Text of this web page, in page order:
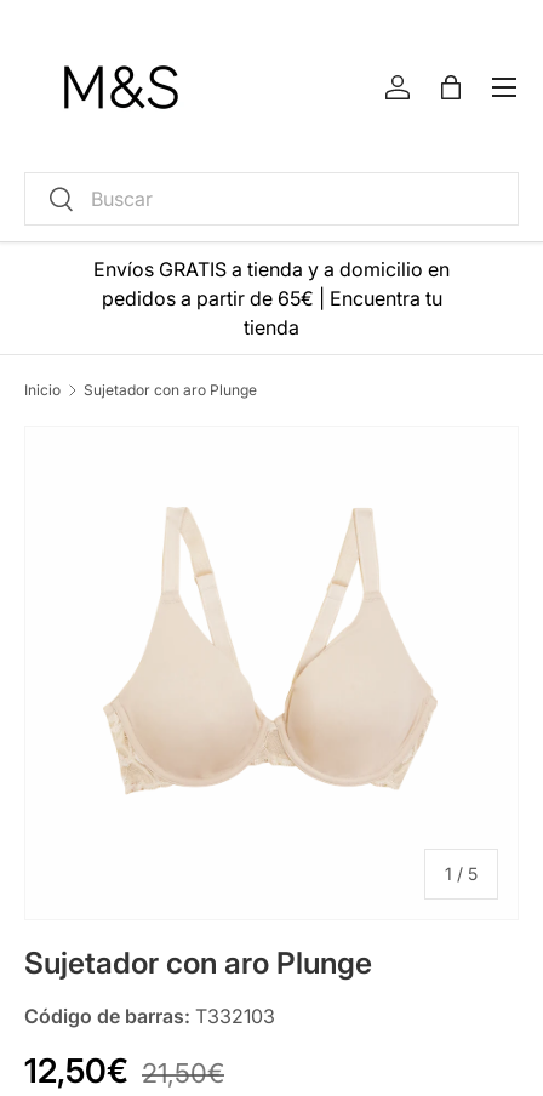
Buscar
Buscar
Iniciar sesión
Bolsa
Menú
Envíos GRATIS a tienda y a domicilio en
pedidos a partir de 65€
Encuentra tu
tienda
Inicio Sujetador con aro Plunge
1 / de
5
Sujetador con aro Plunge
Código de barras: T332103
12,50€ 21,50€